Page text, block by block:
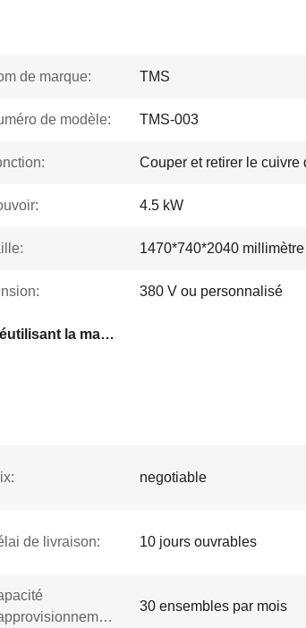
de marque: TMS
de modèle: TMS-003
Couper et retirer le cuivre
4.5 kW
1470*740*2040 millimètre
380 V ou personnalisé
moteur électrique réutilisant la machine
negotiable
de livraison: 10 jours ouvrables
d'approvisionnement:
30 ensembles par mois